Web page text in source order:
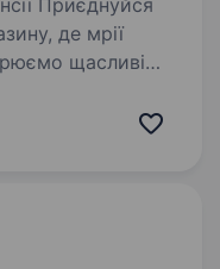
де мрії
щасливі
продавця-